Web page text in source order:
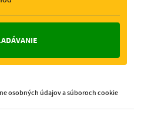
osobných údajov a súboroch cookie